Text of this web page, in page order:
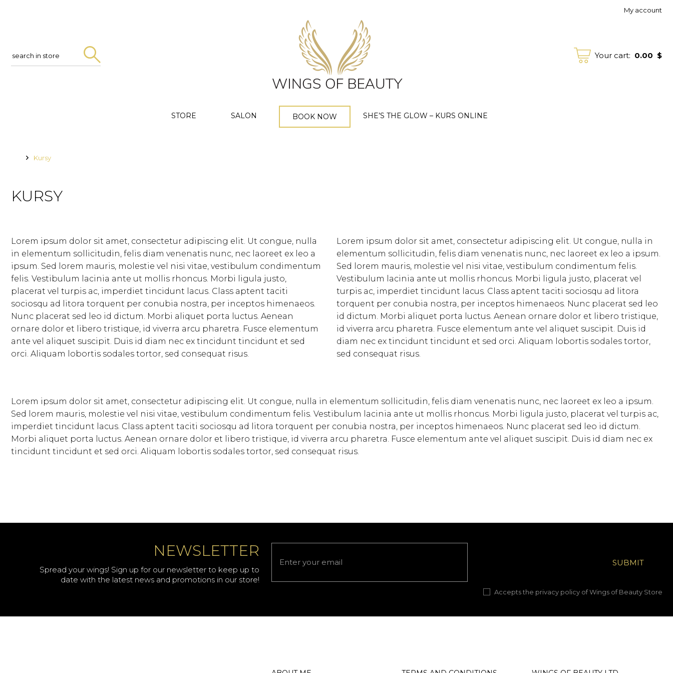
My account
Search
in
Your cart: 0.00 $
STORE SALON BOOK NOW SHE’S THE GLOW – KURS ONLINE
Kursy
KURSY
Lorem ipsum dolor sit amet, consectetur adipiscing elit. Ut congue, nulla
in elementum sollicitudin, felis diam venenatis nunc, nec laoreet ex leo a
ipsum. Sed lorem mauris, molestie vel nisi vitae, vestibulum condimentum
felis. Vestibulum lacinia ante ut mollis rhoncus. Morbi ligula justo,
placerat vel turpis ac, imperdiet tincidunt lacus. Class aptent taciti
sociosqu ad litora torquent per conubia nostra, per inceptos himenaeos.
Nunc placerat sed leo id dictum. Morbi aliquet porta luctus. Aenean
ornare dolor et libero tristique, id viverra arcu pharetra. Fusce elementum
ante vel aliquet suscipit. Duis id diam nec ex tincidunt tincidunt et sed
orci. Aliquam lobortis sodales tortor, sed consequat risus.
Lorem ipsum dolor sit amet, consectetur adipiscing elit. Ut congue, nulla in
elementum sollicitudin, felis diam venenatis nunc, nec laoreet ex leo a ipsum.
Sed lorem mauris, molestie vel nisi vitae, vestibulum condimentum felis.
Vestibulum lacinia ante ut mollis rhoncus. Morbi ligula justo, placerat vel
turpis ac, imperdiet tincidunt lacus. Class aptent taciti sociosqu ad litora
torquent per conubia nostra, per inceptos himenaeos. Nunc placerat sed leo
id dictum. Morbi aliquet porta luctus. Aenean ornare dolor et libero tristique,
id viverra arcu pharetra. Fusce elementum ante vel aliquet suscipit. Duis id
diam nec ex tincidunt tincidunt et sed orci. Aliquam lobortis sodales tortor,
sed consequat risus.
Lorem ipsum dolor sit amet, consectetur adipiscing elit. Ut congue, nulla in elementum sollicitudin, felis diam venenatis nunc, nec laoreet ex leo a ipsum.
Sed lorem mauris, molestie vel nisi vitae, vestibulum condimentum felis. Vestibulum lacinia ante ut mollis rhoncus. Morbi ligula justo, placerat vel turpis ac,
imperdiet tincidunt lacus. Class aptent taciti sociosqu ad litora torquent per conubia nostra, per inceptos himenaeos. Nunc placerat sed leo id dictum.
Morbi aliquet porta luctus. Aenean ornare dolor et libero tristique, id viverra arcu pharetra. Fusce elementum ante vel aliquet suscipit. Duis id diam nec ex
tincidunt tincidunt et sed orci. Aliquam lobortis sodales tortor, sed consequat risus.
NEWSLETTER
Spread your wings! Sign up for our newsletter to keep up to
date with the latest news and promotions in our store!
Accepts the privacy policy of Wings of Beauty Store